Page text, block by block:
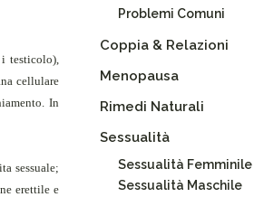
i testicolo),
cellulare
In
sessuale;
erettile e
Problemi Comuni
Coppia & Relazioni
Menopausa
Rimedi Naturali
Sessualità
Sessualità Femminile
Sessualità Maschile